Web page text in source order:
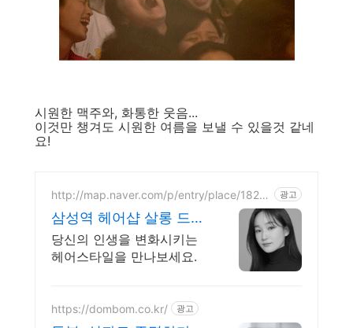
시원한 맥주와, 화통한 웃음...
이것만 챙겨도 시원한 여름을 보낼 수 있을것 같네
요!
http://map.naver.com/p/entry/place/18219
광고
삼성역 헤어샵 살롱 드
프레
당신의 인생을 변화시키는
헤어스타일을 만나보세요.
https://dombom.co.kr/ 광고